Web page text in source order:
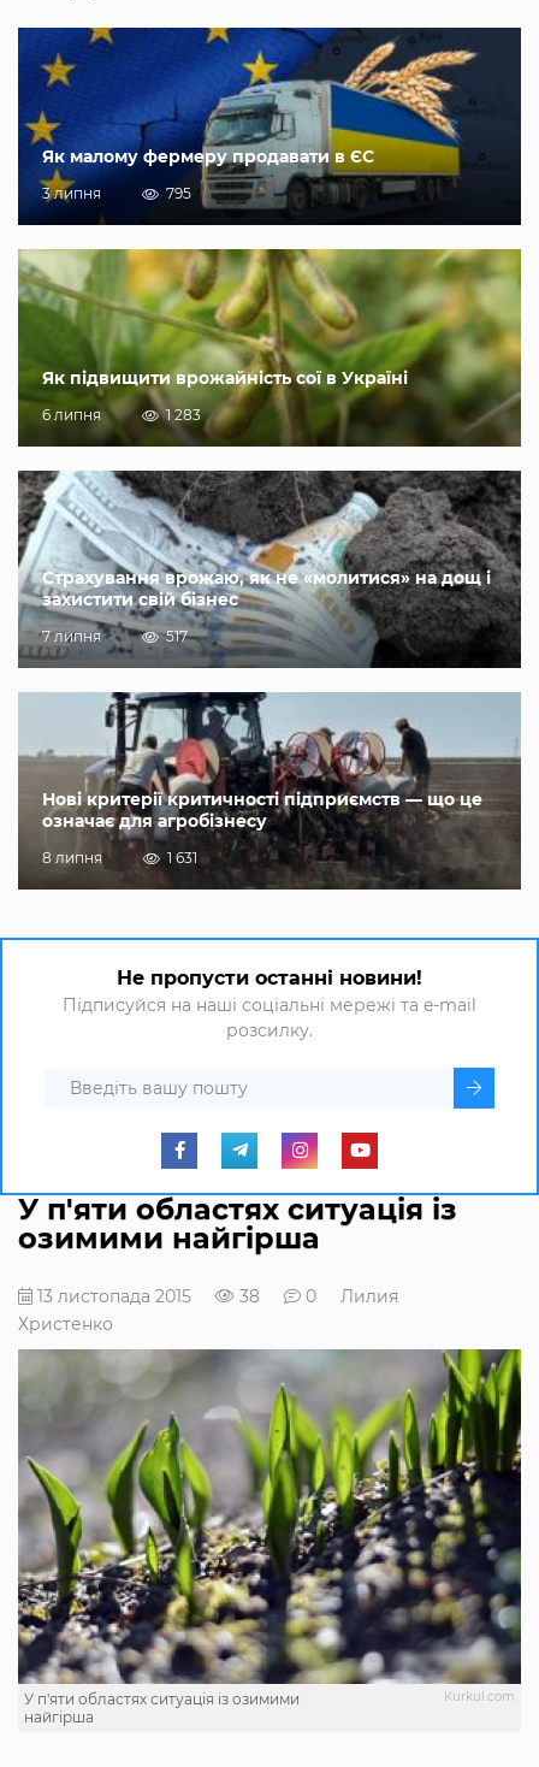
Як малому фермеру продавати в ЄС
3 липня 795
Як підвищити врожайність сої в Україні
6 липня 1 283
Страхування врожаю, як не «молитися» на дощ і
захистити свій бізнес
7 липня 517
Нові критерії критичності підприємств — що це
означає для агробізнесу
8 липня 1 631
Не пропусти останні новини!
Підписуйся на наші соціальні мережі та e-mail
розсилку.
У п'яти областях ситуація із
озимими найгірша
13 листопада 2015 38 0
Лилия
Христенко
Кurkul.com
У п'яти областях ситуація із озимими
найгірша